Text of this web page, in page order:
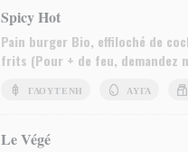
Spicy Hot
Pain burger Bio, effiloché de
frits (Pour + de feu, demandez
ΓΛΟΥΤΈΝΗ ΑΥΓΆ
Le Végé